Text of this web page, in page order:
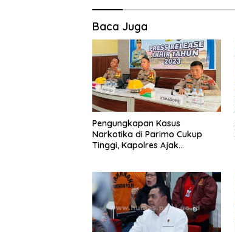
Baca Juga
Pengungkapan Kasus
Narkotika di Parimo Cukup
Tinggi, Kapolres Ajak